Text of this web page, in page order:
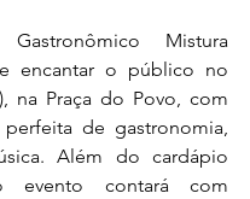
Mistura
encantar o público no
na Praça do Povo, com
de gastronomia,
Além do cardápio
evento contará com